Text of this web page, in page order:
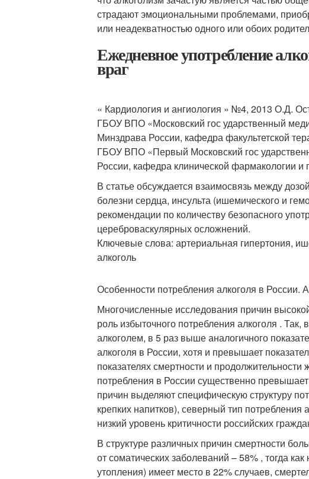
страдают эмоциональными проблемами,
или неадекватностью одного или обоих
Ежедневное употребление
враг
« Кардиология и ангиология » №4, 2013 О.Д.
ГБОУ ВПО «Московский гос ударственный
Минздрава России, кафедра факультетской
ГБОУ ВПО «Первый Московский гос
России, кафедра клинической фармакологии и
В статье обсуждается взаимосвязь между
болезни сердца, инсульта (ишемического и
рекомендации по количеству безопасного
цереброваскулярных осложнений.
Ключевые слова: артериальная гипертония,
алкоголь
Особенности потребления алкоголя в России.
Многочисленные исследования причин
роль избыточного потребления алкоголя .
алкоголем, в 5 раз выше аналогичного
алкоголя в России, хотя и превышает
показателях смертности и
потребления в России существенно
причин выделяют специфическую структуру
крепких напитков), северный тип
низкий уровень критичности российских
В структуре различных причин смертности
от соматических заболеваний – 58% , тогда
утопления) имеет место в 22% случаев,